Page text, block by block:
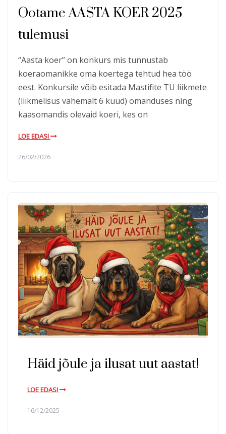
Ootame AASTA KOER 2025
tulemusi
“Aasta koer” on konkurs mis tunnustab
koeraomanikke oma koertega tehtud hea töö
eest. Konkursile võib esitada Mastifite TÜ liikmete
(liikmelisus vähemalt 6 kuud) omanduses ning
kaasomandis olevaid koeri, kes on
LOE EDASI
26/02/2026
Häid jõule ja ilusat uut aastat!
LOE EDASI
16/12/2025